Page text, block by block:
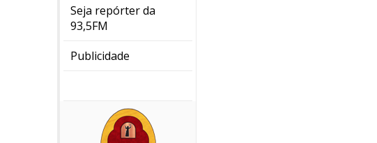
Seja repórter da
93,5FM
Publicidade